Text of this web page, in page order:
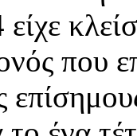
είχε
που